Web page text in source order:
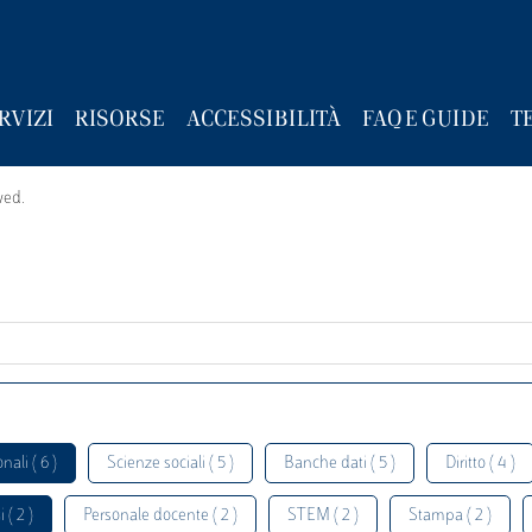
RISORSE ACCESSIBILITÀ FAQ E GUIDE
( 6 ) Scienze sociali ( 5 ) Banche dati ( 5 ) Diritto ( 4 )
( 2 ) Personale docente ( 2 ) STEM ( 2 ) Stampa ( 2 )